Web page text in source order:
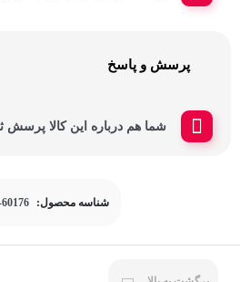
پرسش و پاسخ
شما هم درباره این کالا پرسش
شناسه محصول: